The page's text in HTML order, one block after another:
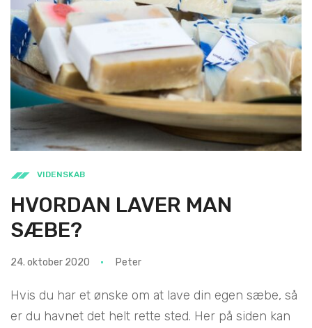
VIDENSKAB
HVORDAN LAVER MAN
SÆBE?
24. oktober 2020 Peter
Hvis du har et ønske om at lave din egen sæbe, så
er du havnet det helt rette sted. Her på siden kan